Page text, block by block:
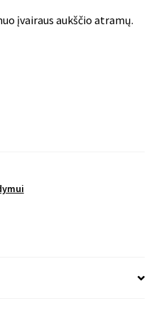
įvairaus aukščio atramų.